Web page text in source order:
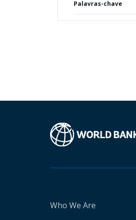
Palavras-chave
Who We Are